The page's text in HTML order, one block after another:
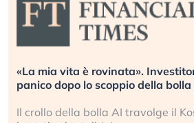
«La mia vita è rovinata».
panico dopo lo scoppio della bolla
Il crollo della bolla AI travolge il